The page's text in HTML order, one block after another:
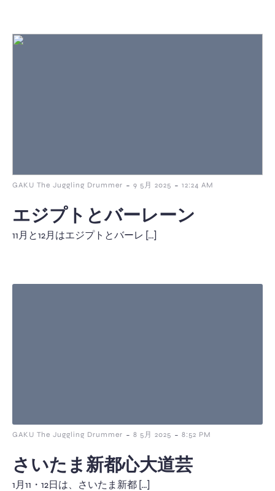
GAKU The Juggling Drummer - 9 5月 2025 - 12:24 AM
エジプトとバーレーン
11月と12月はエジプトとバーレ […]
GAKU The Juggling Drummer - 8 5月 2025 - 8:52 PM
さいたま新都心大道芸
1月11・12日は、さいたま新都 […]